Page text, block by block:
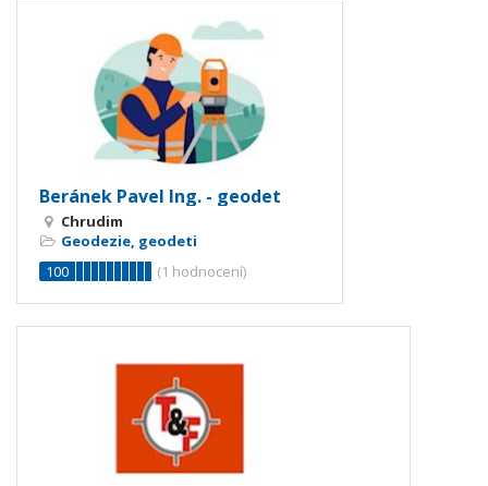
Beránek Pavel Ing. - geodet
Chrudim
Geodezie, geodeti
100
(1 hodnocení)